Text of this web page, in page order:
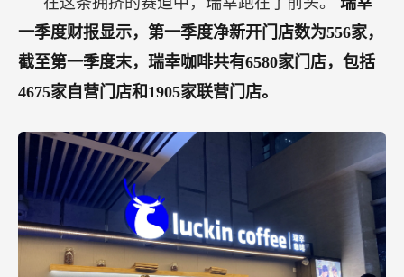
一季度财报显示，第一季度净新开门店数为556家，
截至第一季度末，瑞幸咖啡共有6580家门店，包括
4675家自营门店和1905家联营门店。